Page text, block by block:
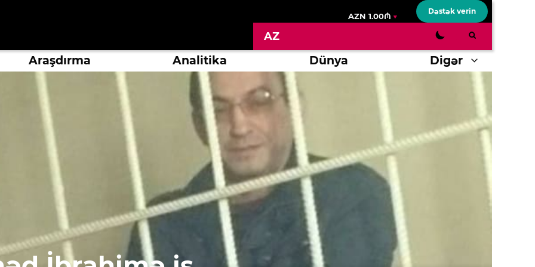
AZN 1.00₼
Dəstək verin
AZ
Araşdırma Analitika Dünya Digər